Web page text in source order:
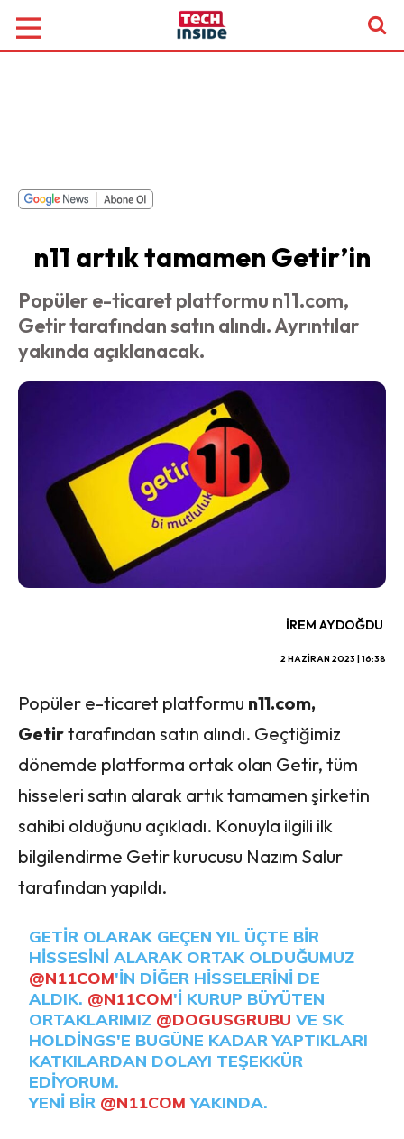
n11 artık tamamen Getir’in
Popüler e-ticaret platformu n11.com,
Getir tarafından satın alındı. Ayrıntılar
yakında açıklanacak.
İREM AYDOĞDU
2 HAZIRAN 2023 | 16:38
Popüler e-ticaret platformu n11.com,
Getirtarafından satın alındı. Geçtiğimiz
dönemde platforma ortak olan Getir, tüm
hisseleri satın alarak artık tamamen şirketin
sahibi olduğunu açıkladı. Konuyla ilgili ilk
bilgilendirme Getir kurucusu Nazım Salur
tarafından yapıldı.
GETIR OLARAK GEÇEN YIL ÜÇTE BIR
HISSESINI ALARAK ORTAK OLDUĞUMUZ
@N11COM'IN DIĞER HISSELERINI DE
ALDIK. @N11COM'I KURUP BÜYÜTEN
ORTAKLARIMIZ @DOGUSGRUBU VE SK
HOLDINGS'E BUGÜNE KADAR YAPTIKLARI
KATKILARDAN DOLAYI TEŞEKKÜR
EDIYORUM.
YENI BIR @N11COM YAKINDA.